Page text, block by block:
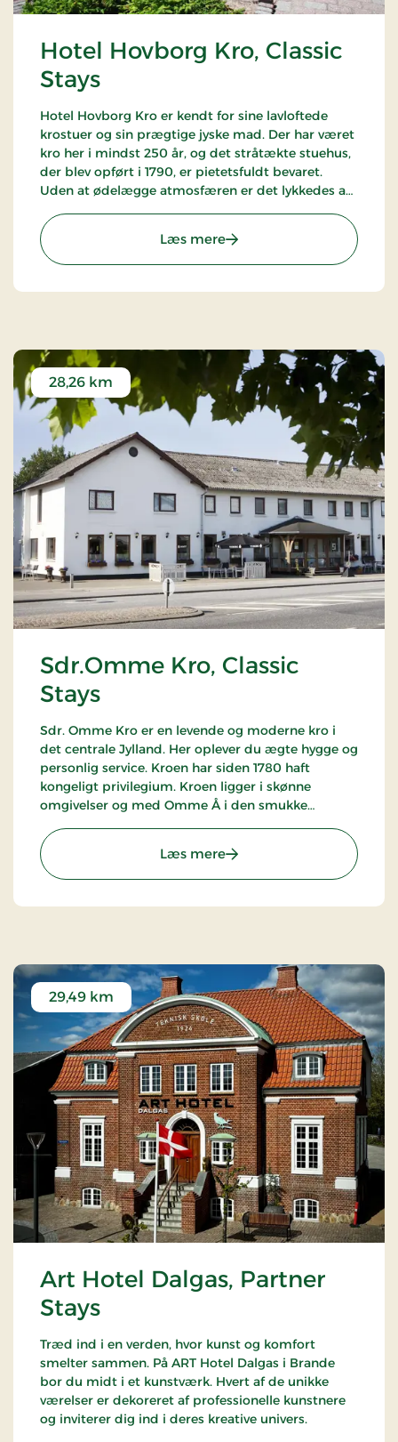
Hotel Hovborg Kro, Classic
Stays
Hotel Hovborg Kro er kendt for sine lavloftede
krostuer og sin prægtige jyske mad. Der har været
kro her i mindst 250 år, og det stråtækte stuehus,
der blev opført i 1790, er pietetsfuldt bevaret.
Uden at ødelægge atmosfæren er det lykkedes at
gæster sætter pris på.
Læs mere: Hotel Hovborg Kro,
Sdr.Omme Kro, Classic
Stays
28,26 km
Sdr. Omme Kro er en levende og moderne kro i
det centrale Jylland. Her oplever du ægte hygge og
personlig service. Kroen har siden 1780 haft
kongeligt privilegium. Kroen ligger i skønne
omgivelser og med Omme Å i den smukke
Givskud Zoo, men også for en golfferie.
Læs mere: Sdr.Omme Kro, Classic
Art Hotel Dalgas, Partner
Stays
29,49 km
Træd ind i en verden, hvor kunst og komfort
smelter sammen. På ART Hotel Dalgas i Brande
bor du midt i et kunstværk. Hvert af de unikke
værelser er dekoreret af professionelle kunstnere
og inviterer dig ind i deres kreative univers.